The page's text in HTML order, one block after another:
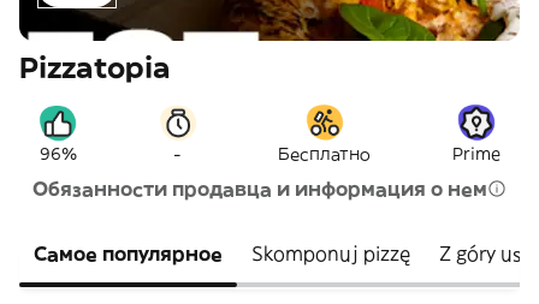
Pizzatopia
96% - Бесплатно Prime
Обязанности продавца и информация о нем
Самое популярное Skomponuj pizzę Z góry